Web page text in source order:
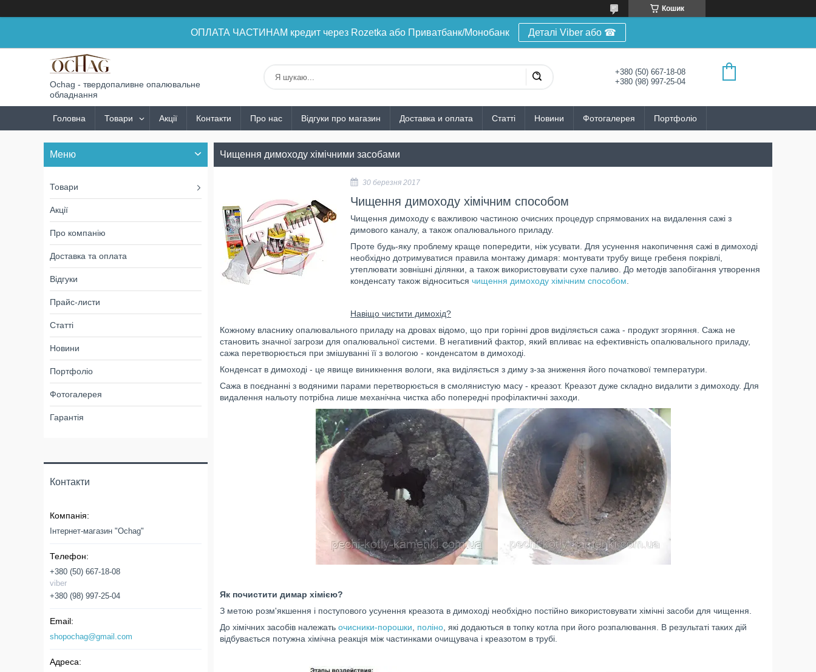
Кошик
ОПЛАТА ЧАСТИНАМ кредит через Rozetka або Приватбанк/Монобанк Деталі Viber або ☎
Ochag - твердопаливне опалювальне
обладнання
+380 (50) 667-18-08
+380 (98) 997-25-04
Головна Товари Акції Контакти Про нас Відгуки про магазин Доставка и оплата Статті Новини Фотогалерея Портфоліо
Чищення димоходу хімічними засобами
30 березня 2017
Чищення димоходу хімічним способом
Чищення димоходу є важливою частиною очисних процедур спрямованих на видалення сажі з
димового каналу, а також опалювального приладу.
Проте будь-яку проблему краще попередити, ніж усувати. Для усунення накопичення сажі в димоході
необхідно дотримуватися правила монтажу димаря: монтувати трубу вище гребеня покрівлі,
утеплювати зовнішні ділянки, а також використовувати сухе паливо. До методів запобігання утворення
конденсату також відноситься чищення димоходу хімічним способом
Навіщо чистити димохід?
Кожному власнику опалювального приладу на дровах відомо, що при горінні дров виділяється сажа - продукт згоряння. Сажа не
становить значної загрози для опалювальної системи. В негативний фактор, який впливає на ефективність опалювального приладу,
сажа перетворюється при змішуванні її з вологою - конденсатом в димоході.
Конденсат в димоході - це явище виникнення вологи, яка виділяється з диму з-за зниження його початкової температури.
Сажа в поєднанні з водяними парами перетворюється в смолянистую масу - креазот. Креазот дуже складно видалити з димоходу. Для
видалення нальоту потрібна лише механічна чистка або попередні профілактичні заходи.
Як почистити димар хімією?
З метою розм'якшення і поступового усунення креазота в димоході необхідно постійно використовувати хімічні засоби для чищення.
До хімічних засобів належать очисники-порошки поліно , які додаються в топку котла при його розпалювання. В результаті таких дій
відбувається потужна хімічна реакція між частинками очищувача і креазотом в трубі.
Товари
Акції
Про компанію
Доставка та оплата
Відгуки
Прайс-листи
Статті
Новини
Портфоліо
Фотогалерея
Гарантія
Контакти
Інтернет-магазин "Ochag"
+380 (50) 667-18-08
viber
+380 (98) 997-25-04
shopochag@gmail.com